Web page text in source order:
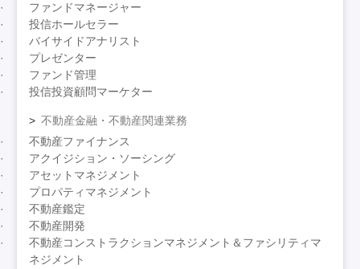
ファンドマネージャー
投信ホールセラー
バイサイドアナリスト
プレゼンター
ファンド管理
投信投資顧問マーケター
不動産金融・不動産関連業務
不動産ファイナンス
アクイジション・ソーシング
アセットマネジメント
プロパティマネジメント
不動産鑑定
不動産開発
不動産コンストラクションマネジメント＆ファシリティマ
ネジメント